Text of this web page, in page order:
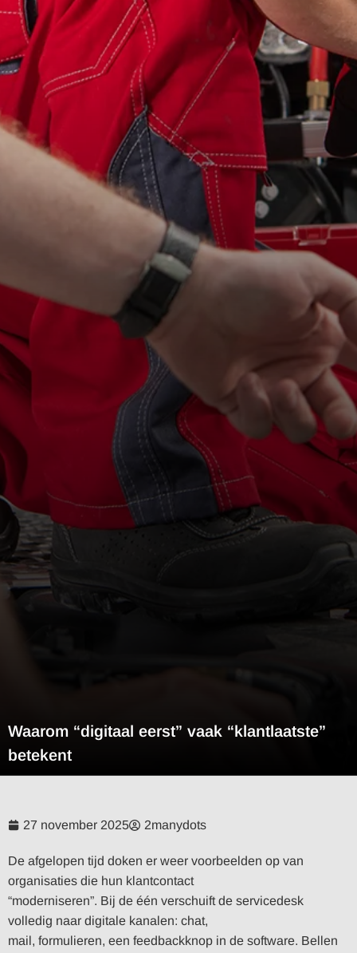
Waarom “digitaal eerst” vaak “klantlaatste”
betekent
27 november 2025 2manydots
De afgelopen tijd doken er weer voorbeelden op van
organisaties die hun klantcontact
“moderniseren”. Bij de één verschuift de servicedesk
volledig naar digitale kanalen: chat,
mail, formulieren, een feedbackknop in de software. Bellen